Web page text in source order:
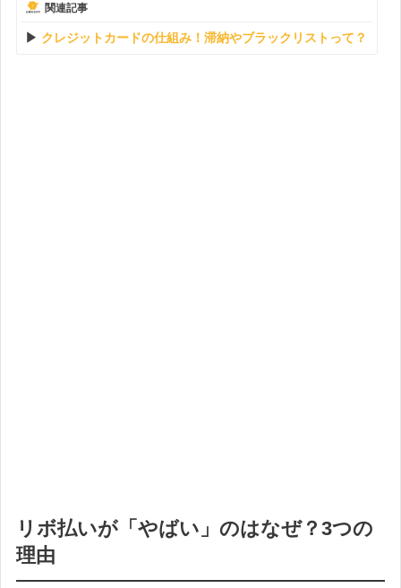
関連記事
クレジットカードの仕組み！滞納やブラックリストって？
リボ払いが「やばい」のはなぜ？3つの
理由